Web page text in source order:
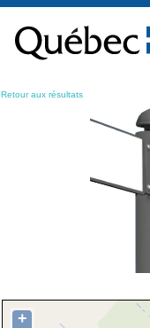
contenu
Retour aux résultats
+